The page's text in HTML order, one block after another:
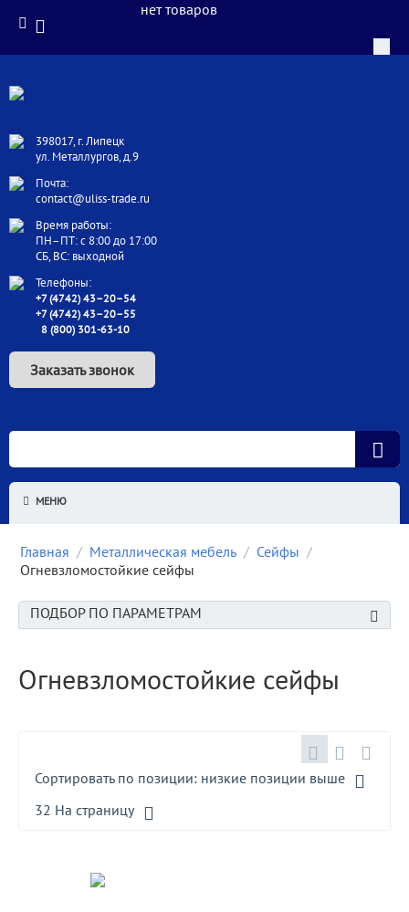
398017, г. Липецк
ул. Металлургов, д.9
Почта:
contact@uliss-trade.ru
Время работы:
ПН–ПТ: с 8:00 до 17:00
СБ, ВС: выходной
Телефоны:
+7 (4742) 43–20–54
+7 (4742) 43–20–55
8 (800) 301-63-10
Заказать звонок
нет товаров
МЕНЮ
Главная / Металлическая мебель / Сейфы /
Огневзломостойкие сейфы
ПОДБОР ПО ПАРАМЕТРАМ
Огневзломостойкие сейфы
Сортировать по позиции: низкие позиции выше
32 На страницу